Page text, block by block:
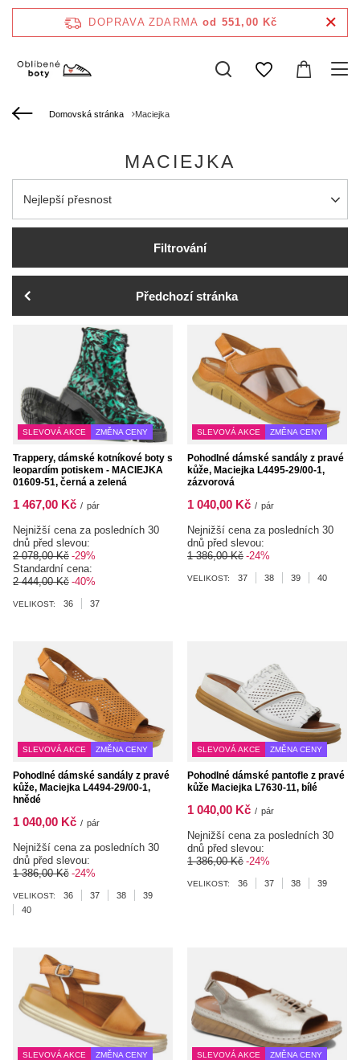
DOPRAVA ZDARMA od 551,00 Kč
Domovská stránka Maciejka
MACIEJKA
Zmień sortowanie
Nejlepší přesnost
Filtrování
Předchozí stránka
SLEVOVÁ AKCE ZMĚNA CENY
Trappery, dámské kotníkové boty s
leopardím potiskem - MACIEJKA
01609-51, černá a zelená
1 467,00 Kč / pár
Nejnižší cena za posledních 30
dnů před slevou:
2 078,00 Kč -29%
Standardní cena:
2 444,00 Kč -40%
VELIKOST: 36 37
SLEVOVÁ AKCE ZMĚNA CENY
Pohodlné dámské sandály z pravé
kůže, Maciejka L4495-29/00-1,
zázvorová
1 040,00 Kč / pár
Nejnižší cena za posledních 30
dnů před slevou:
1 386,00 Kč -24%
VELIKOST: 37 38 39 40
SLEVOVÁ AKCE ZMĚNA CENY
Pohodlné dámské sandály z pravé
kůže, Maciejka L4494-29/00-1,
hnědé
1 040,00 Kč / pár
Nejnižší cena za posledních 30
dnů před slevou:
1 386,00 Kč -24%
VELIKOST: 36 37 38
39
40
SLEVOVÁ AKCE ZMĚNA CENY
Pohodlné dámské pantofle z pravé
kůže Maciejka L7630-11, bílé
1 040,00 Kč / pár
Nejnižší cena za posledních 30
dnů před slevou:
1 386,00 Kč -24%
VELIKOST: 36 37 38 39
SLEVOVÁ AKCE ZMĚNA CENY SLEVOVÁ AKCE ZMĚNA CENY